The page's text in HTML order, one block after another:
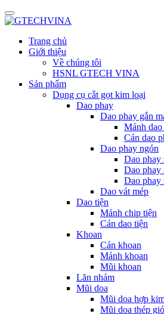
Trang chủ
Giới thiệu
Về chúng tôi
HSNL GTECH VINA
Sản phẩm
Dụng cụ cắt gọt kim loại
Dao phay
Dao phay gắn
Mảnh
Cán dao
Dao phay ngón
Dao phay
Dao phay
Dao phay
Dao vát mép
Dao tiện
Mảnh chip tiện
Cán dao tiện
Khoan
Cán khoan
Mảnh khoan
Mũi khoan
Lăn nhám
Mũi doa
Mũi doa hợp
Mũi doa thép gió